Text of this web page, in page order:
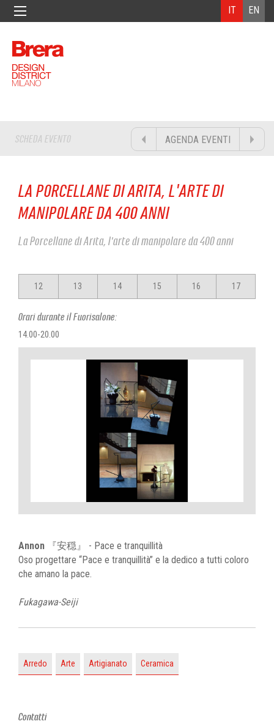
EN
IT
SCHEDA EVENTO AGENDA EVENTI
LA PORCELLANE DI ARITA, L'ARTE DI
MANIPOLARE DA 400 ANNI
La Porcellane di Arita, l'arte di manipolare da 400 anni
12 13 14 15 16 17
Orari durante il Fuorisalone:
14.00-20.00
Annon 『安穏』 - Pace e tranquillità
Oso progettare “Pace e tranquillità” e la dedico a tutti coloro
che amano la pace.
Fukagawa-Seiji
Arredo Arte Artigianato Ceramica
Contatti